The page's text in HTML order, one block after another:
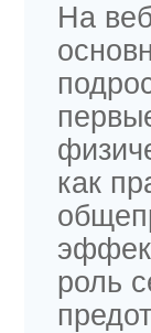
На
как
роль